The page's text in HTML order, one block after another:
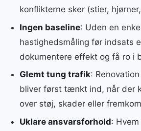
konflikterne sker (stier,
Ingen baseline: Uden en
hastighedsmåling før indsats
dokumentere effekt og få ro i
Glemt tung trafik:
bliver først tænkt ind, når der
over støj, skader eller
Uklare ansvarsforhold: